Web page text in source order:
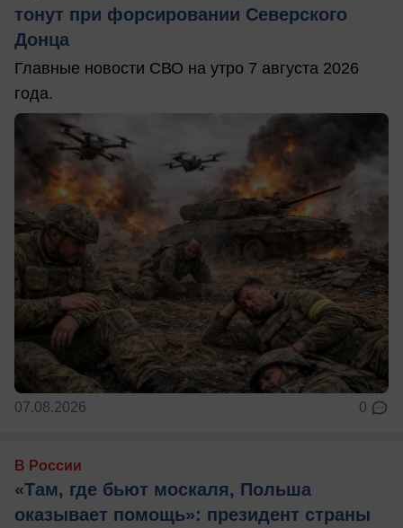
тонут при форсировании Северского
Донца
Главные новости СВО на утро 7 августа 2026
года.
07.08.2026 0
В России
«Там, где бьют москаля, Польша
оказывает помощь»: президент страны